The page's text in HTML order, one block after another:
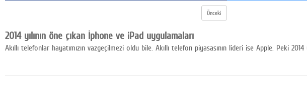
Önceki
2014 yılının öne çıkan İphone ve iPad uygulamaları
Akıllı telefonlar hayatımızın vazgeçilmezi oldu bile. Akıllı telefon piyasasının lideri ise Apple. Peki